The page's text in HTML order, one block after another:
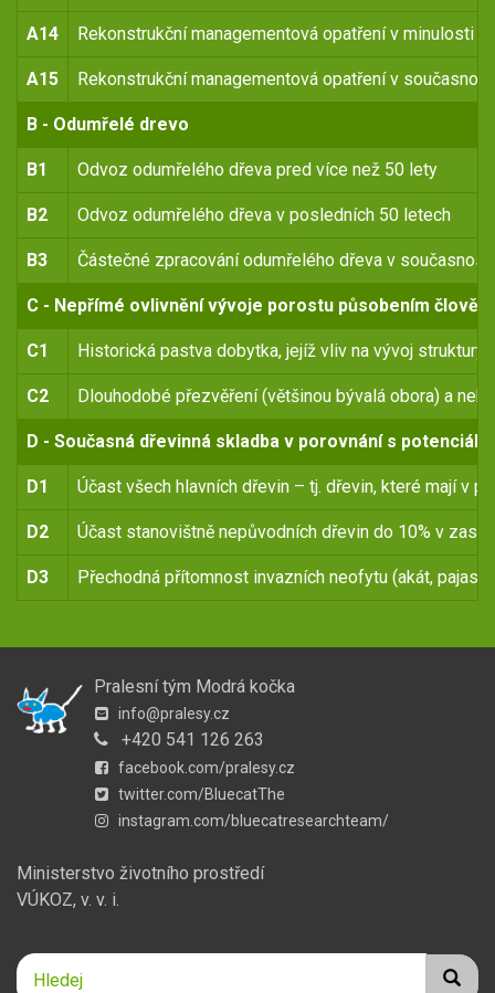
A14 Rekonstrukční managementová opatření v minulosti
A15 Rekonstrukční managementová opatření v
B - Odumřelé drevo
B1 Odvoz odumřelého dřeva pred více než 50 lety
B2 Odvoz odumřelého dřeva v posledních 50 letech
B3 Částečné zpracování odumřelého dřeva v současnosti
C - Nepřímé ovlivnění vývoje porostu působením
C1 Historická pastva dobytka, jejíž vliv na vývoj
C2 Dlouhodobé přezvěření (většinou bývalá obora) a
D - Současná dřevinná skladba v porovnání s
D1 Účast všech hlavních dřevin – tj. dřevin, které mají v
D2 Účast stanovištně nepůvodních dřevin do 10% v
D3 Přechodná přítomnost invazních neofytu (akát,
Pralesní tým Modrá kočka
info@pralesy.cz
+420 541 126 263
facebook.com/pralesy.cz
twitter.com/BluecatThe
instagram.com/bluecatresearchteam/
Ministerstvo životního prostředí
VÚKOZ, v. v. i.
Hledej
Hledej